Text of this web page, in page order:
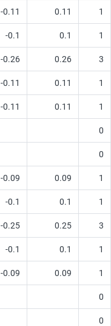
-0.11 0.11 1
-0.1 0.1 1
-0.26 0.26 3
-0.11 0.11 1
-0.11 0.11 1
0
0
-0.09 0.09 1
-0.1 0.1 1
-0.25 0.25 3
-0.1 0.1 1
-0.09 0.09 1
0
0